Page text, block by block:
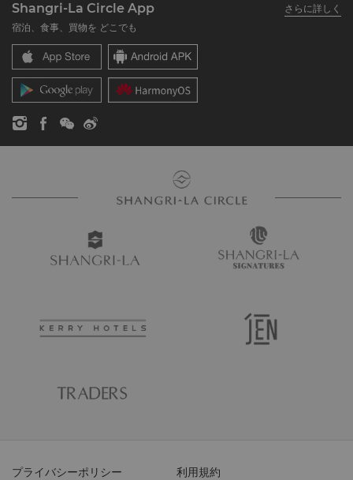
よくあるお問合せや質問
SLCに関するお問い合わせ
シャングリ・ラ ブランド
シャングリ・ラ センター
レジデンス
お問い合わせ
採用情報
企業の社会的責任
ニュース
Shangri-La Circle App
さらに詳しく
宿泊、食事、買物を どこでも
プライバシーポリシー 利用規約